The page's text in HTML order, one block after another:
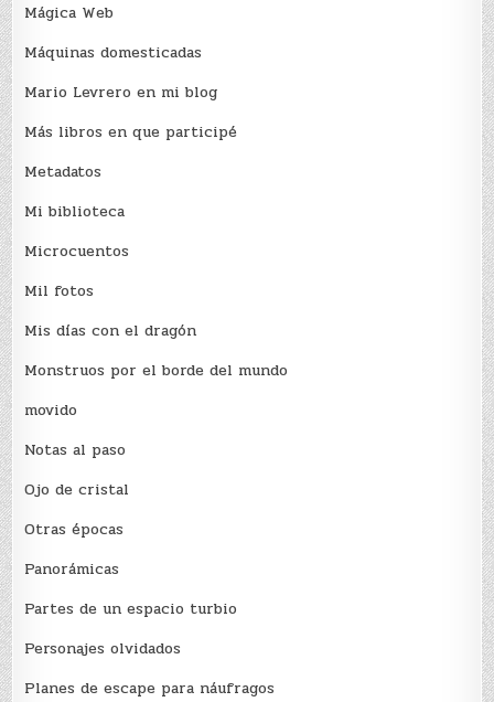
Mágica Web
Máquinas domesticadas
Mario Levrero en mi blog
Más libros en que participé
Metadatos
Mi biblioteca
Microcuentos
Mil fotos
Mis días con el dragón
Monstruos por el borde del mundo
movido
Notas al paso
Ojo de cristal
Otras épocas
Panorámicas
Partes de un espacio turbio
Personajes olvidados
Planes de escape para náufragos